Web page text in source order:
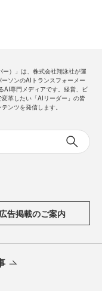
ー）」は、株式会社翔泳社が運
ソンのAIトランスフォーメー
AI専門メディアです。経営、ビ
革したい「AIリーダー」の皆
ンツを発信します。
広告掲載のご案内